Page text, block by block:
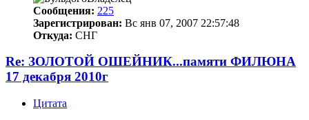
Сообщения: 225
Зарегистрирован: Вс янв 07, 2007 22:57:48
Откуда: СНГ
Re: ЗОЛОТОЙ ОШЕЙНИК...памяти ФИЛЮНА
17 декабря 2010г
Цитата